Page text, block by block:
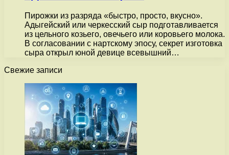
Пирожки из разряда «быстро, просто, вкусно».
Адыгейский или черкесский сыр подготавливается
из цельного козьего, овечьего или коровьего молока.
В согласовании с нартскому эпосу, секрет изготовка
сыра открыл юной девице всевышний…
Свежие записи